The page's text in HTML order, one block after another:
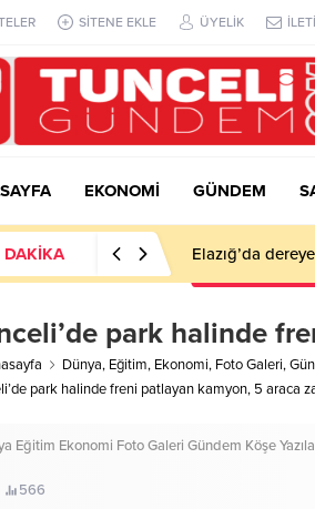
SİTENE EKLE ÜYELİK
EKONOMİ GÜNDEM
DAKİKA Elazığ’da
park halinde
Dünya, Eğitim, Ekonomi, Foto Galeri,
park halinde freni patlayan kamyon, 5 araca
Eğitim Ekonomi Foto Galeri Gündem Köşe
566